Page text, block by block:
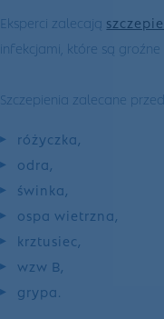
Eksperci zalecają
infekcjami, które są
Szczepienia zalecane
różyczka,
odra,
świnka,
ospa wietrzna,
krztusiec,
wzw B,
grypa.